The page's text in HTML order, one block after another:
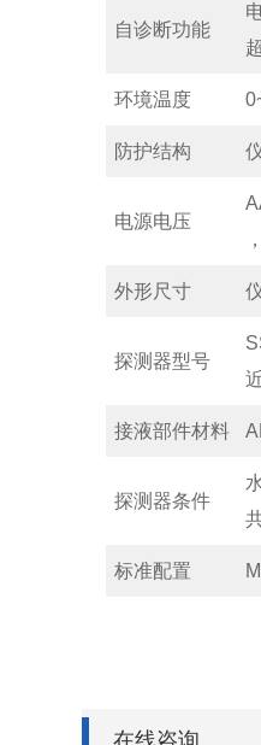
自诊断功能
环境温度
防护结构
电源电压
外形尺寸
探测器型号
接液部件材料
探测器条件
标准配置
在线咨询